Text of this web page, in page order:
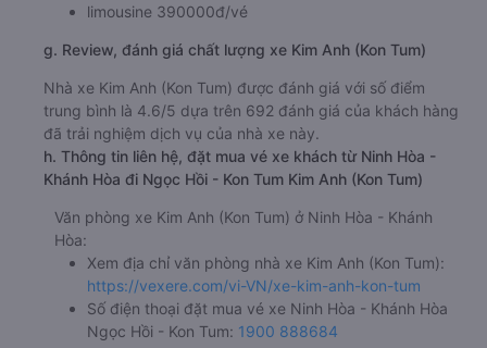
limousine 390000đ/vé
g. Review, đánh giá chất lượng xe Kim Anh (Kon Tum)
Nhà xe Kim Anh (Kon Tum) được đánh giá với số điểm
trung bình là 4.6/5 dựa trên 692 đánh giá của khách hàng
đã trải nghiệm dịch vụ của nhà xe này.
h. Thông tin liên hệ, đặt mua vé xe khách từ Ninh Hòa -
Khánh Hòa đi Ngọc Hồi - Kon Tum Kim Anh (Kon Tum)
Văn phòng xe Kim Anh (Kon Tum) ở Ninh Hòa - Khánh
Hòa:
Xem địa chỉ văn phòng nhà xe Kim Anh (Kon Tum):
https://vexere.com/vi-VN/xe-kim-anh-kon-tum
Số điện thoại đặt mua vé xe Ninh Hòa - Khánh Hòa
Ngọc Hồi - Kon Tum: 1900 888684